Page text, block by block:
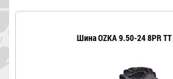
Шина OZKA 9.50-24 8PR